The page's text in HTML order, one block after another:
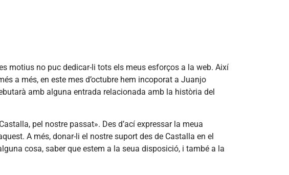
motius no puc dedicar-li tots els meus esforços a la web. Així
a més, en este mes d’octubre hem incoporat a Juanjo
amb alguna entrada relacionada amb la història del
pel nostre passat». Des d’ací expressar la meua
A més, donar-li el nostre suport des de Castalla en el
cosa, saber que estem a la seua disposició, i també a la